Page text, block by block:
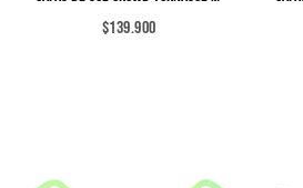
$139.900